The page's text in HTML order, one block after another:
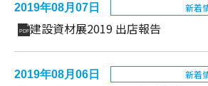
2019年08月07日 新着
PDF建設資材展2019 出店報告
2019年08月06日 新着